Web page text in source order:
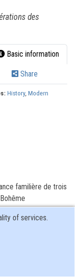
des
Basic information
Share
History, Modern
familière de trois
of services.